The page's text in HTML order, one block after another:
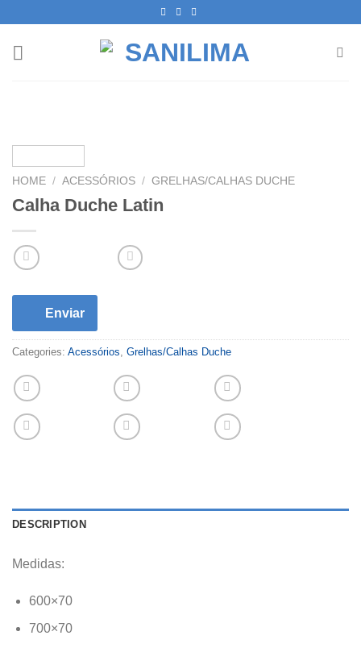
content
HOME / ACESSÓRIOS / GRELHAS/CALHAS DUCHE
Calha Duche Latin
Enviar
Categories: Acessórios, Grelhas/Calhas Duche
DESCRIPTION
Medidas:
600×70
700×70